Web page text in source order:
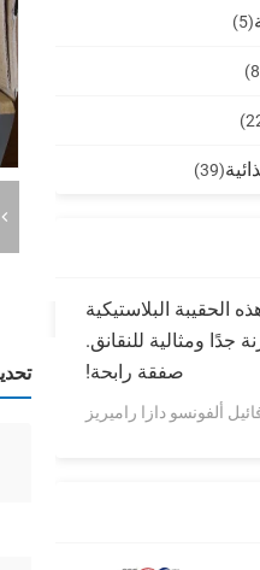
(5)
(39)
الحقيبة البلاستيكية
جدًا ومثالية للنقانق.
صفقة رابحة!
ألفونسو دازا راميريز